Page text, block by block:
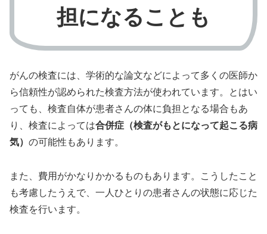
担になることも
がんの検査には、学術的な論文などによって多くの医師か
ら信頼性が認められた検査方法が使われています。とはい
っても、検査自体が患者さんの体に負担となる場合もあ
り、検査によっては合併症（検査がもとになって起こる病
気） の可能性もあります。
また、費用がかなりかかるものもあります。こうしたこと
も考慮したうえで、一人ひとりの患者さんの状態に応じた
検査を行います。